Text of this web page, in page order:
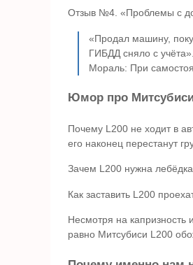
Отзыв №4. «Проблемы с
«Продал машину,
ГИБДД сняло с
Мораль: При
Юмор про Митсубиси
Почему L200 не ходит в
его наконец перестанут
Зачем L200 нужна
Как заставить L200
Несмотря на капризность
равно Митсубиси L200